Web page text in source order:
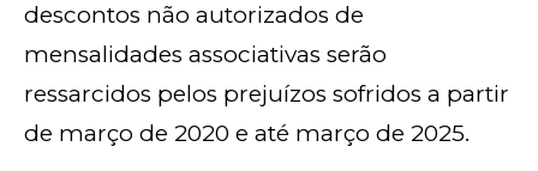
descontos não autorizados de
mensalidades associativas serão
ressarcidos pelos prejuízos sofridos a partir
de março de 2020 e até março de 2025.